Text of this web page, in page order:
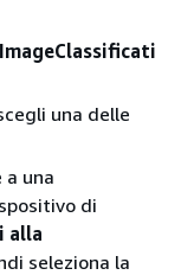
una delle
a una
di
alla
seleziona la